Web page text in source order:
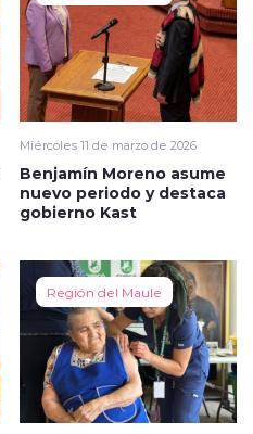
Miércoles 11 de marzo de 2026
Benjamín Moreno asume
nuevo periodo y destaca
gobierno Kast
Región del Maule